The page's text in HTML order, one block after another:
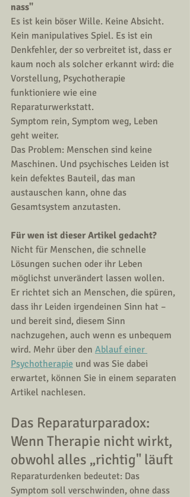
nass"
Es ist kein böser Wille. Keine Absicht.
Kein manipulatives Spiel. Es ist ein
Denkfehler, der so verbreitet ist, dass er
kaum noch als solcher erkannt wird: die
Vorstellung, Psychotherapie
funktioniere wie eine
Reparaturwerkstatt.
Symptom rein, Symptom weg, Leben
geht weiter.
Das Problem: Menschen sind keine
Maschinen. Und psychisches Leiden ist
kein defektes Bauteil, das man
austauschen kann, ohne das
Gesamtsystem anzutasten.
Für wen ist dieser Artikel gedacht?
Nicht für Menschen, die schnelle
Lösungen suchen oder ihr Leben
möglichst unverändert lassen wollen.
Er richtet sich an Menschen, die spüren,
dass ihr Leiden irgendeinen Sinn hat –
und bereit sind, diesem Sinn
nachzugehen, auch wenn es unbequem
wird. Mehr über den Ablauf einer
Psychotherapie und was Sie dabei
erwartet, können Sie in einem separaten
Artikel nachlesen.
Das Reparaturparadox:
Wenn Therapie nicht wirkt,
obwohl alles „richtig" läuft
Reparaturdenken bedeutet: Das
Symptom soll verschwinden, ohne dass